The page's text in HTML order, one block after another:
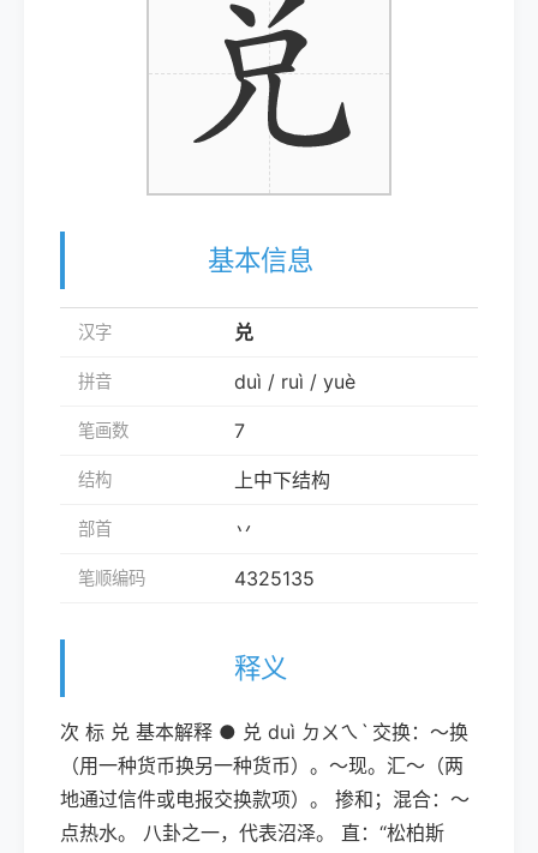
基本信息
汉字 兑
拼音 duì / ruì / yuè
笔画数 7
结构 上中下结构
部首 丷
笔顺编码 4325135
释义
次 标 兑 基本解释 ● 兑 duì ㄉㄨㄟˋ 交换：～换
（用一种货币换另一种货币）。～现。汇～（两
地通过信件或电报交换款项）。 掺和；混合：～
点热水。 八卦之一，代表沼泽。 直：“松柏斯